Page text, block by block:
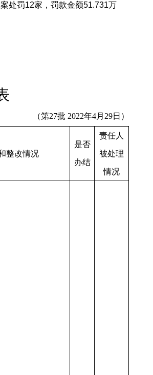
处罚12家，罚款金额51.731万
（第27批 2022年4月 29日）
整改情况
是否
办结
责任人
被处理
情况